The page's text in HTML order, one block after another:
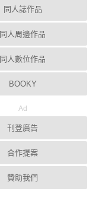
同人誌作品
同人周邊作品
同人數位作品
BOOKY
Ad
刊登廣告
合作提案
贊助我們